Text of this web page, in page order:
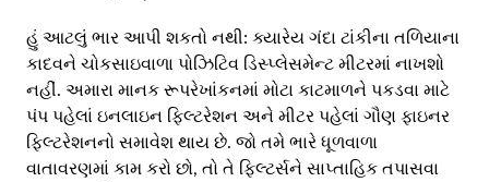
હું આટલું ભાર આપી શકતો નથી: ક્યારેય ગંદા ટાંકીના તળિયાના
કાદવને ચોકસાઇવાળા પોઝિટિવ ડિસ્પ્લેસમેન્ટ મીટરમાં નાખશો
નહીં. અમારા માનક રૂપરેખાંકનમાં મોટા કાટમાળને પકડવા માટે
પંપ પહેલાં ઇનલાઇન ફિલ્ટરેશન અને મીટર પહેલાં ગૌણ ફાઇનર
ફિલ્ટરેશનનો સમાવેશ થાય છે. જો તમે ભારે ધૂળવાળા
વાતાવરણમાં કામ કરો છો, તો તે ફિલ્ટર્સને સાપ્તાહિક તપાસવા